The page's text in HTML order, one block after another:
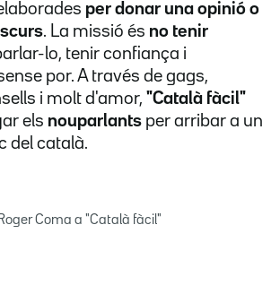
per donar una opinió o
. La missió és no tenir
lo, tenir confiança i
por. A través de gags,
i molt d'amor, "Català fàcil"
els nouparlants per arribar a un
del català.
Coma a "Català fàcil"